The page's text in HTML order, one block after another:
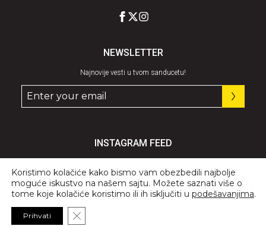
NEWSLETTER
Najnovije vesti u tvom sanducetu!
INSTAGRAM FEED
© 2026 All Rights Reserved, GRAZIA.
Koristimo kolačiće kako bismo vam obezbedili najbolje
moguće iskustvo na našem sajtu. Možete saznati više o
tome koje kolačiće koristimo ili ih isključiti u podešavanjima.
Prihvati Close GDPR Cookie Banner